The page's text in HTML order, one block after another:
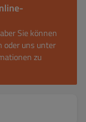
Sie können
oder uns unter
zu